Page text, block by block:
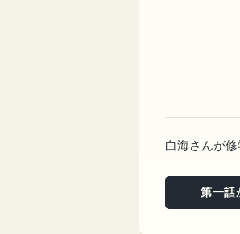
白海さんが
第一話